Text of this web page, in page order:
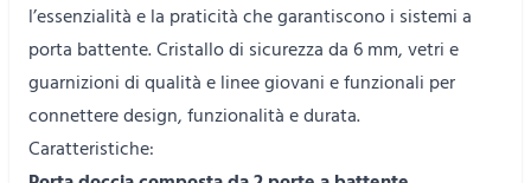
l’essenzialità e la praticità che garantiscono i sistemi a
porta battente. Cristallo di sicurezza da 6 mm, vetri e
guarnizioni di qualità e linee giovani e funzionali per
connettere design, funzionalità e durata.
Caratteristiche: